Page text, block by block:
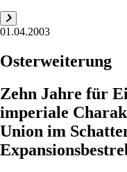
01.04.2003
Osterweiterung
Zehn Jahre für
imperiale
Union im